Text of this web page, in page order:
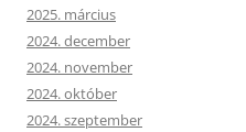
2025. március
2024. december
2024. november
2024. október
2024. szeptember